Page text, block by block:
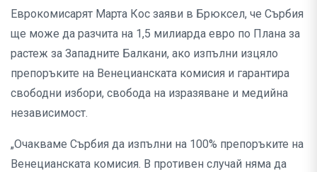
Еврокомисарят Марта Кос заяви в Брюксел, че Сърбия
ще може да разчита на 1,5 милиарда евро по Плана за
растеж за Западните Балкани, ако изпълни изцяло
препоръките на Венецианската комисия и гарантира
свободни избори, свобода на изразяване и медийна
независимост.
„Очакваме Сърбия да изпълни на 100% препоръките на
Венецианската комисия. В противен случай няма да